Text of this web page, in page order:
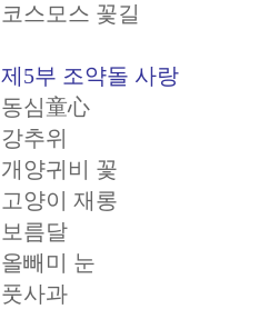
코스모스 꽃길
제5부 조약돌 사랑
동심童心
강추위
개양귀비 꽃
고양이 재롱
보름달
올빼미 눈
풋사과